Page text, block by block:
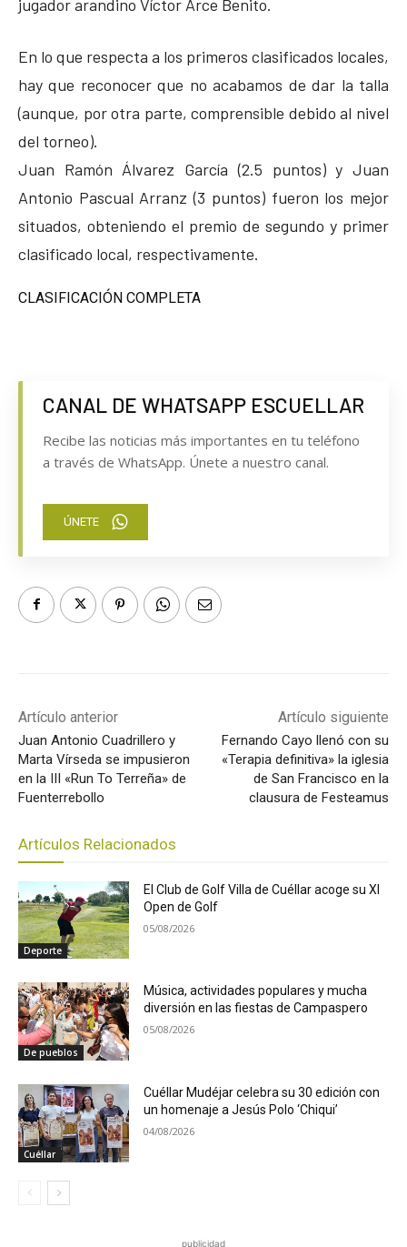
jugador arandino Víctor Arce Benito.
En lo que respecta a los primeros clasificados locales,
hay que reconocer que no acabamos de dar la talla
(aunque, por otra parte, comprensible debido al nivel
del torneo).
Juan Ramón Álvarez García (2.5 puntos) y Juan
Antonio Pascual Arranz (3 puntos) fueron los mejor
situados, obteniendo el premio de segundo y primer
clasificado local, respectivamente.
CLASIFICACIÓN COMPLETA
CANAL DE WHATSAPP ESCUELLAR
Recibe las noticias más importantes en tu teléfono
a través de WhatsApp. Únete a nuestro canal.
ÚNETE
Artículo anterior
Juan Antonio Cuadrillero y
Marta Vírseda se impusieron
en la III «Run To Terreña» de
Fuenterrebollo
Artículo siguiente
Fernando Cayo llenó con su
«Terapia definitiva» la iglesia
de San Francisco en la
clausura de Festeamus
Artículos Relacionados
Deporte
El Club de Golf Villa de Cuéllar acoge su XI
Open de Golf
05/08/2026
De pueblos
Música, actividades populares y mucha
diversión en las fiestas de Campaspero
05/08/2026
Cuéllar
Cuéllar Mudéjar celebra su 30 edición con
un homenaje a Jesús Polo ‘Chiqui’
04/08/2026
publicidad